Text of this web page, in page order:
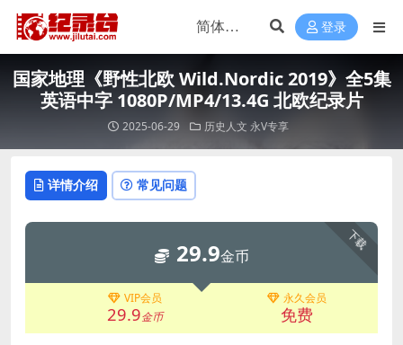
登录
国家地理《野性北欧 Wild.Nordic 2019》全5集
英语中字 1080P/MP4/13.4G 北欧纪录片
2025-06-29 历史人文 永V专享
详情介绍 常见问题
下载
29.9金币
VIP会员
29.9金币
永久会员
免费